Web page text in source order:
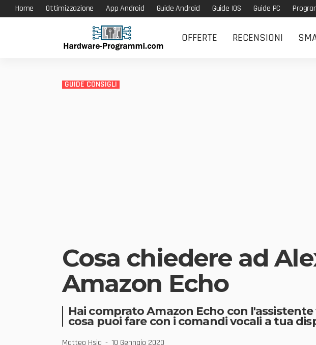
Home Ottimizzazione App Android Guide Android Guide IOS Guide PC
OFFERTE RECENSIONI
GUIDE CONSIGLI
Cosa chiedere ad
Amazon Echo
Hai comprato Amazon Echo con
cosa puoi fare con i comandi vocali a tua
Matteo Hsia 10 Gennaio 2020